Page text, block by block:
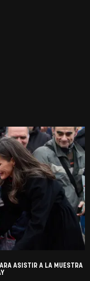
ASISTIR A LA MUESTRA